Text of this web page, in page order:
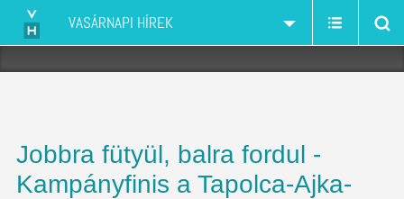
VASÁRNAPI HÍREK
Jobbra fütyül, balra fordul -
Kampányfinis a Tapolca-Ajka-